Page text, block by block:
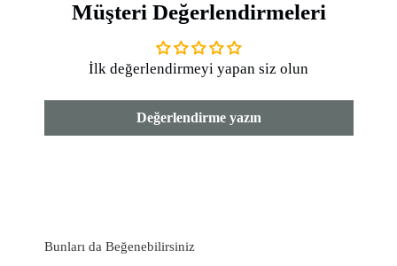
✓ Leke Tutmaz
OEKOTEX 100 kalite standartlarında, Türkiye’de
özenle üretilmiştir.
%65 Keten, %35 Pamuk
Müşteri Değerlendirmeleri
İlk değerlendirmeyi yapan siz olun
Değerlendirme yazın
Bunları da Beğenebilirsiniz